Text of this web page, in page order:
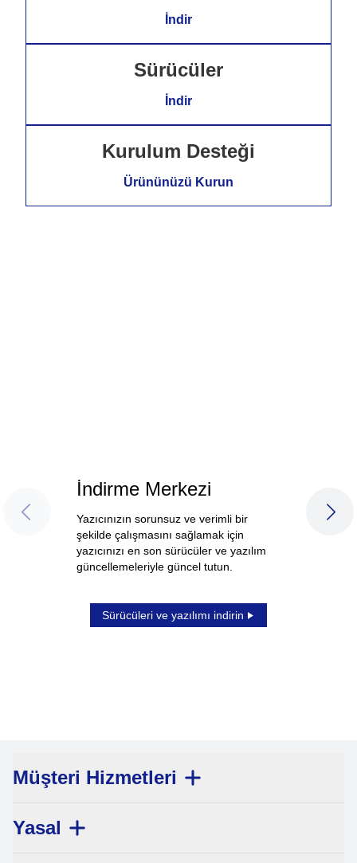
İndir
Sürücüler
İndir
Kurulum Desteği
Ürününüzü Kurun
İndirme Merkezi
Yazıcınızın sorunsuz ve verimli bir
şekilde çalışmasını sağlamak için
yazıcınızı en son sürücüler ve yazılım
güncellemeleriyle güncel tutun.
Sürücüleri ve yazılımı indirin
PREVIOUS SLIDE
Müşteri Hizmetleri
Yasal